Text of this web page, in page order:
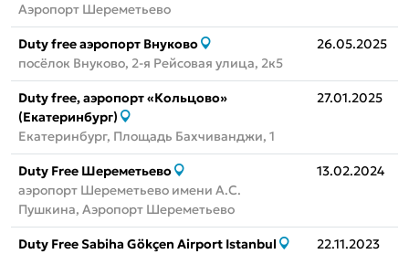
Аэропорт Шереметьево
Duty free аэропорт Внуково
посёлок Внуково, 2-я Рейсовая улица, 2к5
26.05.2025
Duty free, аэропорт «Кольцово»
(Екатеринбург)
Екатеринбург, ​Площадь Бахчиванджи, 1
27.01.2025
Duty Free Шереметьево
аэропорт Шереметьево имени А.С.
Пушкина, Аэропорт Шереметьево
13.02.2024
Duty Free Sabiha Gökçen Airport Istanbul
22.11.2023